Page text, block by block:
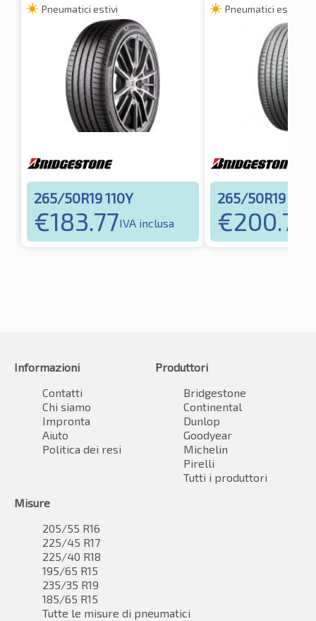
Pneumatici estivi
265/50R19 110Y
€183.77IVA inclusa
Pneumatici estivi
265/50R19
€200.76
Informazioni
Contatti
Chi siamo
Impronta
Aiuto
Politica dei resi
Produttori
Bridgestone
Continental
Dunlop
Goodyear
Michelin
Pirelli
Tutti i produttori
Misure
205/55 R16
225/45 R17
225/40 R18
195/65 R15
235/35 R19
185/65 R15
Tutte le misure di pneumatici